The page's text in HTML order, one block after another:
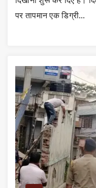
पर तापमान एक डिग्री…